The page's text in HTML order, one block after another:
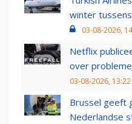
winter
03-08-2026,
Netflix
over
03-08-2026, 13:22
Brussel geeft
Nederlandse